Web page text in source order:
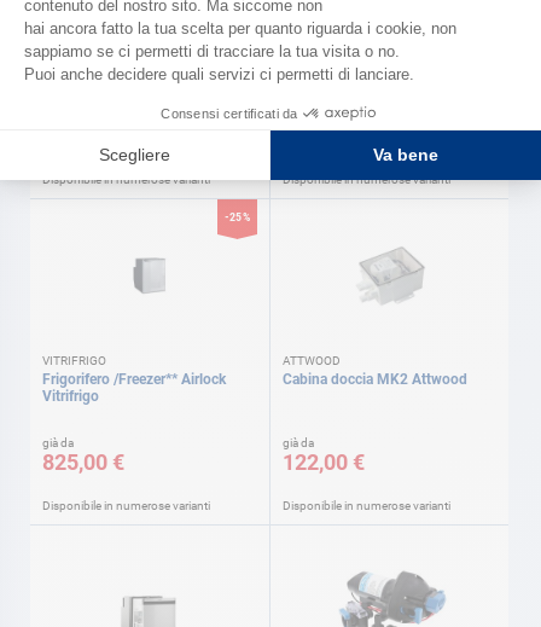
FRENDO
Zaino isotermico Frendo
Disponibile in numerose varianti
VITRIFRIGO
Frigorifero /Freezer Seaclasic
CHR Vitrifrigo
già da
1.019,00 €
Disponibile in numerose varianti
-25%
VITRIFRIGO
Frigorifero /Freezer** Airlock
Vitrifrigo
già da
825,00 €
Disponibile in numerose varianti
ATTWOOD
Cabina doccia MK2 Attwood
già da
122,00 €
Disponibile in numerose varianti